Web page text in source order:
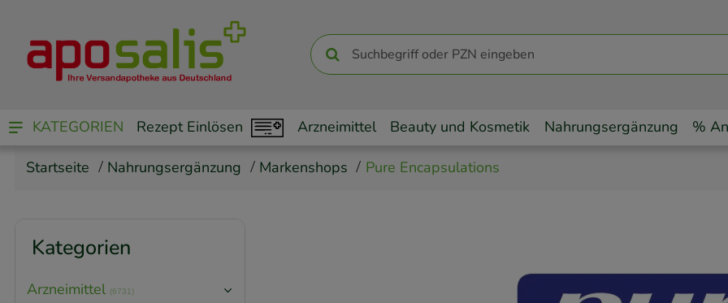
KATEGORIEN Rezept Einlösen Arzneimittel Beauty und Kosmetik Nahrungsergänzung %
Startseite Nahrungsergänzung Markenshops Pure Encapsulations
Kategorien
Arzneimittel (6731)